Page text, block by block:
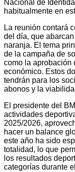
Nacional de
habitualmente en
La reunión contará
del día, que
naranja. El tema
de la campaña de
como la aprobación
económico. Estos
tendrán para los
abonos y la
El presidente del
actividades
2025/2026,
hacer un balance
este año ha sido
totalidad, lo que
los resultados
categorías durante